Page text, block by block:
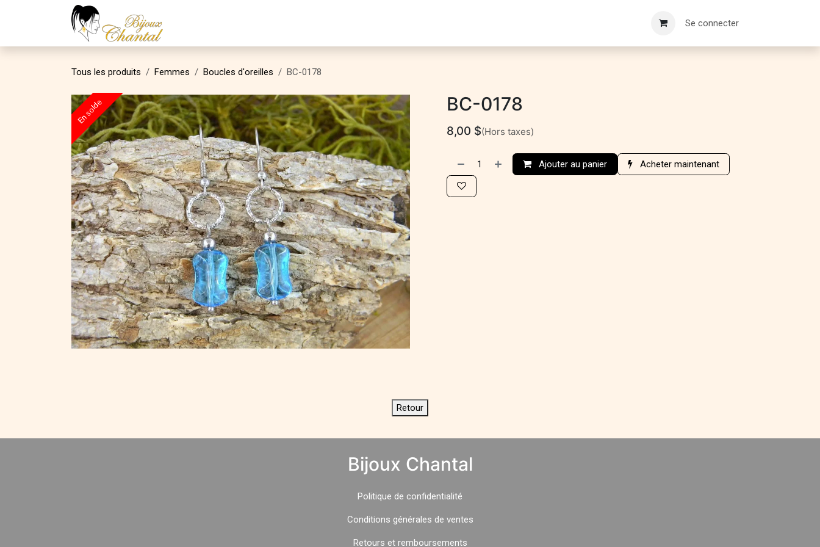
Se rendre au contenu
Se connecter
Tous les produits Femmes Boucles d'oreilles BC-0178
En solde BC-0178
8,00 $(Hors taxes)
Ajouter au panier Acheter maintenant
Retour
Bijoux Chantal
Politique de confidentialité
Conditions générales de ventes
Retours et remboursements